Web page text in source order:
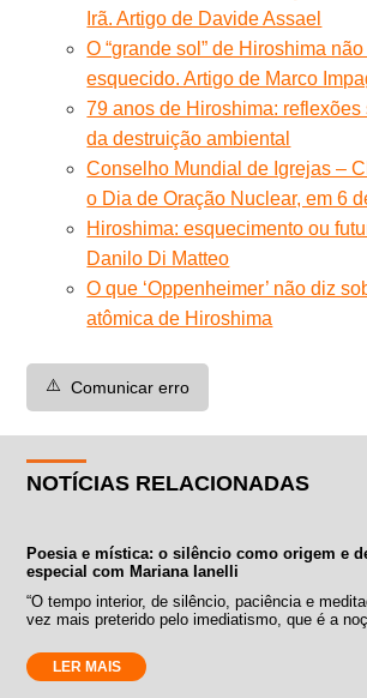
Irã. Artigo de Davide Assael
O “grande sol” de Hiroshima
esquecido. Artigo de Marco
79 anos de Hiroshima: reflexões
da destruição ambiental
Conselho Mundial de Igrejas –
o Dia de Oração Nuclear, em 6
Hiroshima: esquecimento ou
Danilo Di Matteo
O que ‘Oppenheimer’ não diz
atômica de Hiroshima
⚠️ Comunicar erro
NOTÍCIAS RELACIONADAS
Poesia e mística: o silêncio como origem e
especial com Mariana Ianelli
“O tempo interior, de silêncio, paciência e
vez mais preterido pelo imediatismo, que é a
LER MAIS